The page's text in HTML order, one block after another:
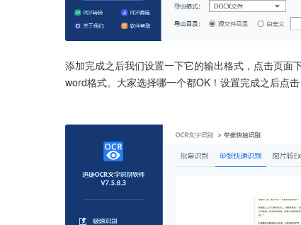
添加完成之后我们设置一下它的输出格式，点击页面
word格式。大家选择哪一个都OK！设置完成之后点